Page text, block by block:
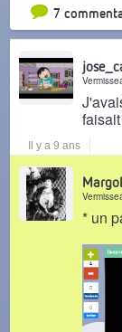
7
Il y a 9 ans
* un